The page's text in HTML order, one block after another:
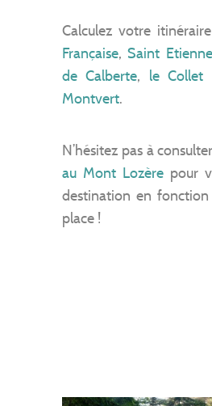
Calculez votre
Française,Saint
de Calberte, le Collet
Montvert.
N’hésitez pas à
au Mont Lozère pour
destination en
place !